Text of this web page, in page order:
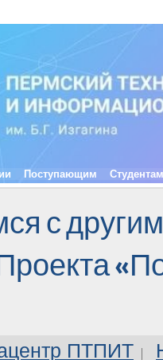
Поступающим Студентам
с
ПТПИТ